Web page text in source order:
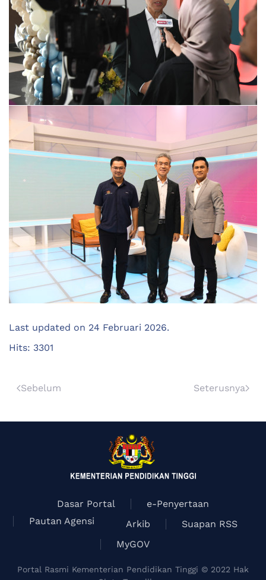
Last updated on 24 Februari 2026.
Hits: 3301
Sebelum Seterusnya
Dasar Portal
e-Penyertaan
Pautan Agensi
Arkib
Suapan RSS
MyGOV
Portal Rasmi Kementerian Pendidikan Tinggi © 2022 Hak